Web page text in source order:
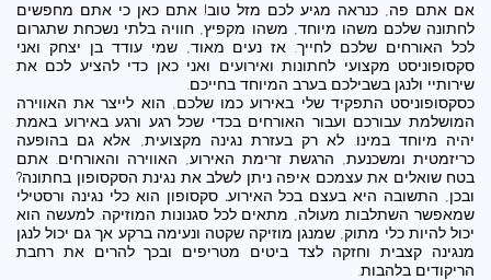
אם אתם פה, כנראה מגיע לכם מזל טוב! אתם כאן כי אתם מחפשים
לחתונה שלכם משהו מיוחד, משהו מקפיץ, חוויה בלתי נשכחת שתגרום
לכל האורחים שלכם לחייך. אז נעים מאוד, שמי עודד בן יצחק ואני
סקסופוניסט מקצועי לחתונות ואירועים ואני כאן כדי להציע לכם את
שירותיי ולנגן בשבילכם בערב המיוחד בחייכם.
כסקסופוניסט התפקיד שלי באירוע כמו שלכם, הוא לייצר את האווירה
המושלמת עבורכם ועבור האורחים בכדי שכל רגע ורגע באירוע באמת
יהיה מיוחד במינו. לא רק בעזרת נגינה מקצועית, אלא גם בהופעה
כריזמטית ומשכנעת, הרגשת זרימת האירוע, האווירה והאורחים. אתם
בטח שואלים את עצמכם איפה ניתן לשלב את נגינת הסקסופון בחתונה?
ובכן, התשובה היא בעצם בכל האירוע.סקסופון הוא כלי נגינה ורסטילי
שמאפשר השתלבות מעולה, מתאים לכל סגנונות המוזיקה. למעשה הוא
יכול להיות כלי מתוק, שמנגן מוזיקה שקטה ונעימה ברקע אך גם יכול לנגן
מנגינה קצבית וחזקה לצד ביטים מטריפים ובכך להרים את רחבת
הריקודים בלהבות.